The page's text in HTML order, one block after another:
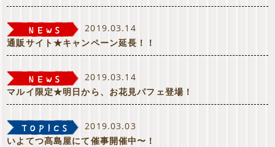
2019.03.14
通販サイト★キャンペーン延長！！
2019.03.14
マルイ限定★明日から、お花見パフェ登場！
2019.03.03
いよてつ髙島屋にて催事開催中〜！